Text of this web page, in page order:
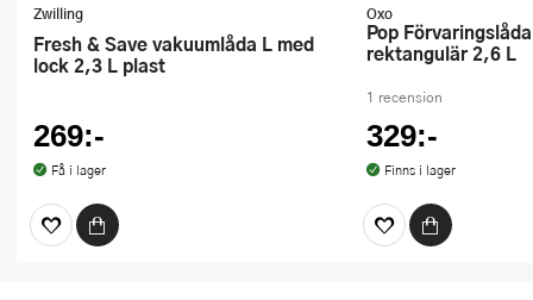
Zwilling
Fresh & Save vakuumlåda L med
lock 2,3 L plast
269:-
Få i lager
Oxo
Pop Förvaringslåda med lock
rektangulär 2,6 L
1 recension
329:-
Finns i lager